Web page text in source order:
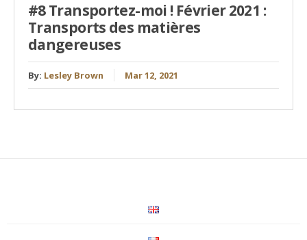
#8 Transportez-moi ! Février 2021 :
Transports des matières
dangereuses
By: Lesley Brown Mar 12, 2021